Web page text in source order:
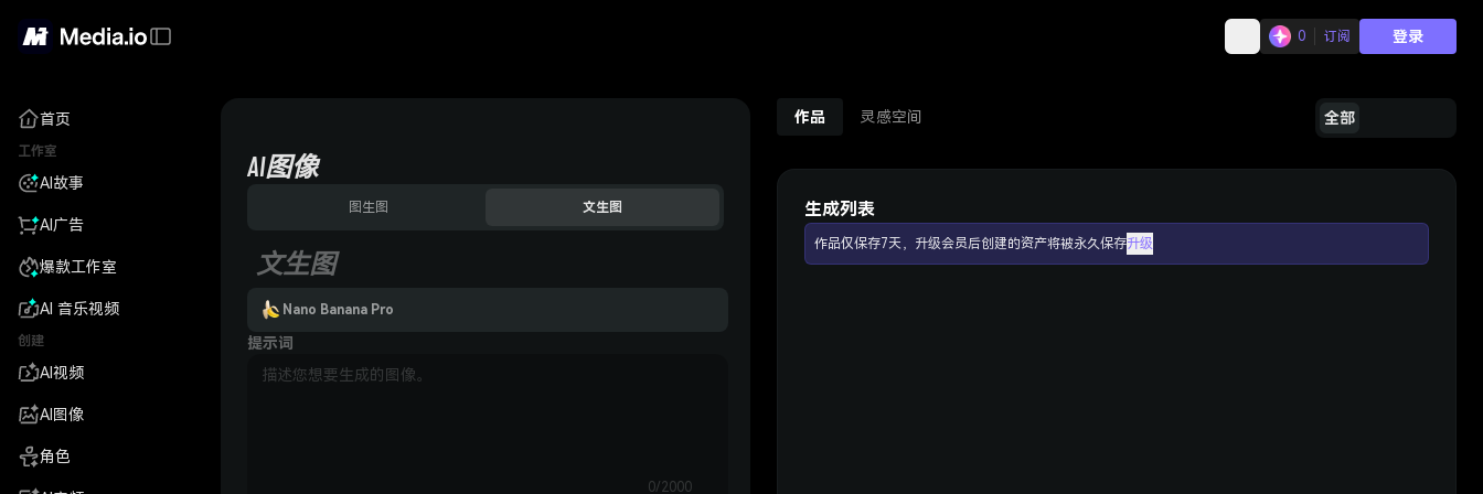
0 订阅 登录
首页
工作室
AI故事
AI广告
爆款工作室
AI 音乐视频
创建
AI视频
AI图像
角色
AI图像
图生图 文生图
文生图
Nano Banana Pro
提示词
0/2000
作品 灵感空间 全部
生成列表
作品仅保存7天，升级会员后创建的资产将被永久保存升级